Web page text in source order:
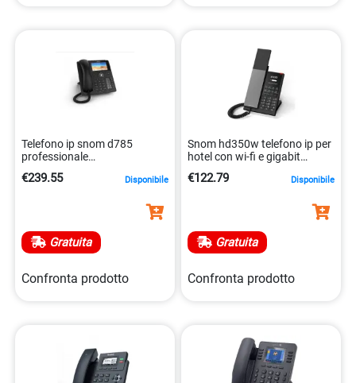
Telefono ip snom d785
professionale
€239.55 Disponibile
Gratuita
Confronta prodotto
Snom hd350w telefono ip per
hotel con wi-fi e gigabit
€122.79 Disponibile
Gratuita
Confronta prodotto